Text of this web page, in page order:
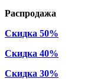
Распродажа
Скидка 50%
Скидка 40%
Скидка 30%